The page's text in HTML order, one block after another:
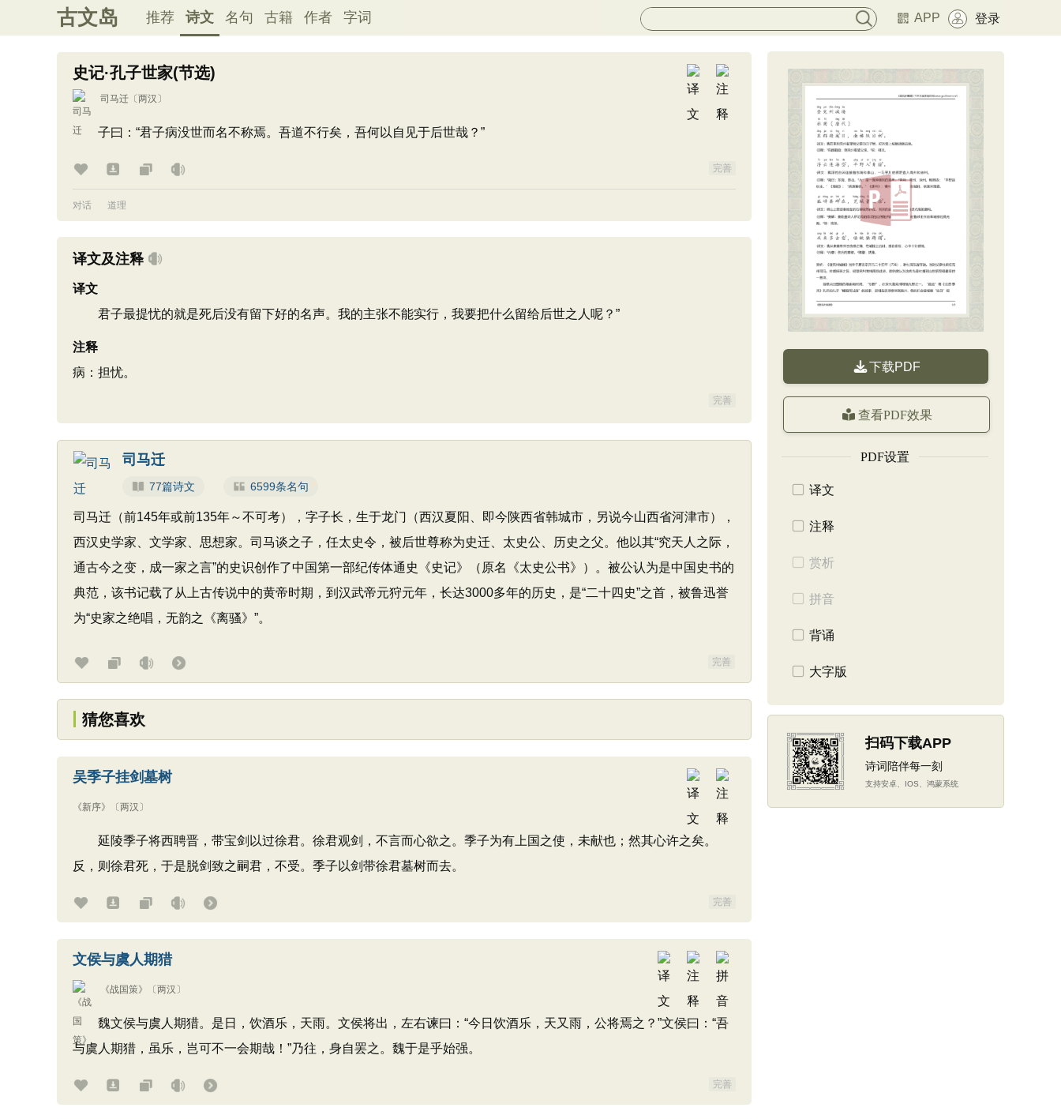
古文岛 推荐 诗文 名句 古籍 作者 字词 APP 登录
史记·孔子世家(节选)
司马迁 〔两汉〕
子曰：“君子病没世而名不称焉。吾道不行矣，吾何以自见于后世哉？”
完善
对话 道理
译文及注释
译文
君子最提忧的就是死后没有留下好的名声。我的主张不能实行，我要把什么留给后世之人呢？”
注释
病：担忧。
完善
司马迁
77篇诗文 6599条名句
司马迁（前145年或前135年～不可考），字子长，生于龙门（西汉夏阳、即今陕西省韩城市，另说今山西省河津市），
西汉史学家、文学家、思想家。司马谈之子，任太史令，被后世尊称为史迁、太史公、历史之父。他以其“究天人之际，
通古今之变，成一家之言”的史识创作了中国第一部纪传体通史《史记》（原名《太史公书》）。被公认为是中国史书的
典范，该书记载了从上古传说中的黄帝时期，到汉武帝元狩元年，长达3000多年的历史，是“二十四史”之首，被鲁迅誉
为“史家之绝唱，无韵之《离骚》”。
完善
猜您喜欢
吴季子挂剑墓树
《新序》 〔两汉〕
延陵季子将西聘晋，带宝剑以过徐君。徐君观剑，不言而心欲之。季子为有上国之使，未献也；然其心许之矣。
反，则徐君死，于是脱剑致之嗣君，不受。季子以剑带徐君墓树而去。
完善
文侯与虞人期猎
《战国策》 〔两汉〕
魏文侯与虞人期猎。是日，饮酒乐，天雨。文侯将出，左右谏曰：“今日饮酒乐，天又雨，公将焉之？”文侯曰：“吾
与虞人期猎，虽乐，岂可不一会期哉！”乃往，身自罢之。魏于是乎始强。
完善
下载PDF
查看PDF效果
PDF设置
译文
注释
赏析
拼音
背诵
大字版
扫码下载APP
诗词陪伴每一刻
支持安卓、IOS、鸿蒙系统